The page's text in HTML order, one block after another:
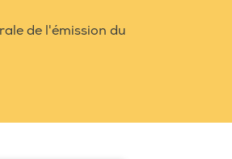
de l'émission du